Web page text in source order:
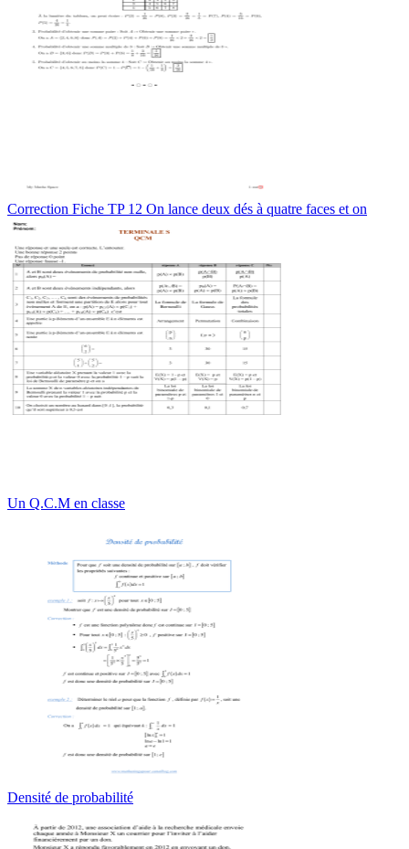
Correction Fiche TP 12 On lance deux dés à quatre faces et on
Un Q.C.M en classe
Densité de probabilité